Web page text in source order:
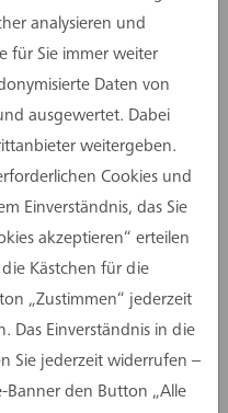
in
analysieren und
für Sie immer weiter
Daten von
ausgewertet. Dabei
weitergeben.
Cookies und
Einverständnis, das Sie
akzeptieren“ erteilen
Kästchen für die
„Zustimmen“ jederzeit
Das Einverständnis in die
Sie jederzeit widerrufen –
Banner den Button „Alle